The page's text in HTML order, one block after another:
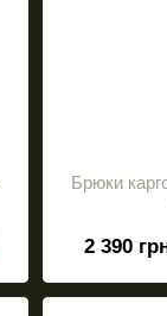
Брюки
2 390